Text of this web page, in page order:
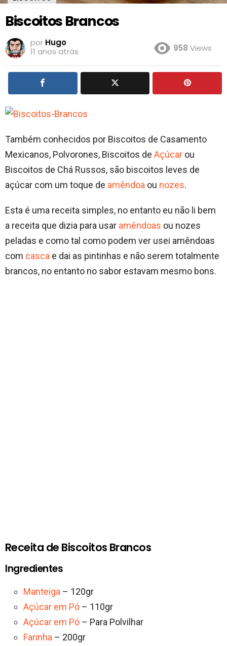
Biscoitos Brancos
por Hugo
11 anos atrás
958 Views
Também conhecidos por Biscoitos de Casamento
Mexicanos, Polvorones, Biscoitos de Açúcar ou
Biscoitos de Chá Russos, são biscoitos leves de
açúcar com um toque de amêndoa ou nozes.
Esta é uma receita simples, no entanto eu não li bem
a receita que dizia para usar amêndoas ou nozes
peladas e como tal como podem ver usei amêndoas
com casca e dai as pintinhas e não serem totalmente
brancos, no entanto no sabor estavam mesmo bons.
Receita de Biscoitos Brancos
Ingredientes
Manteiga – 120gr
Açúcar em Pó – 110gr
Açúcar em Pó – Para Polvilhar
Farinha – 200gr